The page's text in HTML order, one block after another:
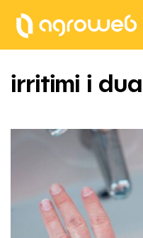
irritimi i